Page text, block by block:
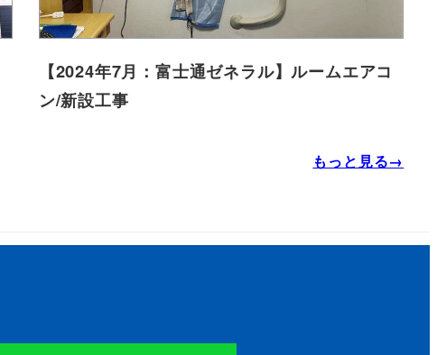
【2024年7月：富士通ゼネラル】ルームエアコ
ン/新設工事
もっと見る→